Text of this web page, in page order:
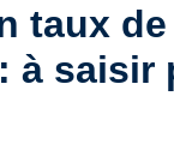
taux
à saisir